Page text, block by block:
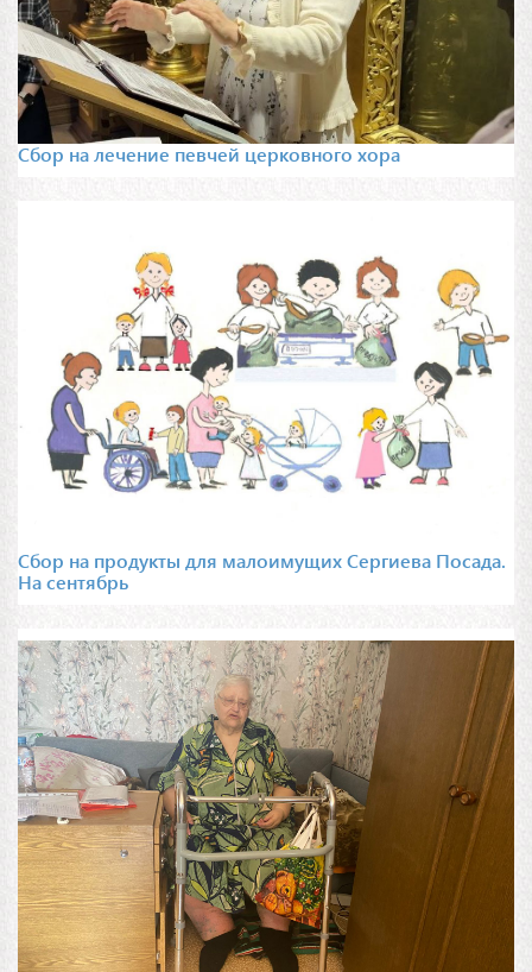
Сбор на лечение певчей церковного хора
Сбор на продукты для малоимущих Сергиева Посада.
На сентябрь